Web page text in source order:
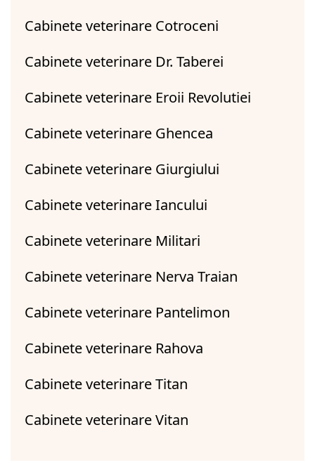
Cabinete veterinare Cotroceni
Cabinete veterinare Dr. Taberei
Cabinete veterinare Eroii Revolutiei
Cabinete veterinare Ghencea
Cabinete veterinare Giurgiului
Cabinete veterinare Iancului
Cabinete veterinare Militari
Cabinete veterinare Nerva Traian
Cabinete veterinare Pantelimon
Cabinete veterinare Rahova
Cabinete veterinare Titan
Cabinete veterinare Vitan